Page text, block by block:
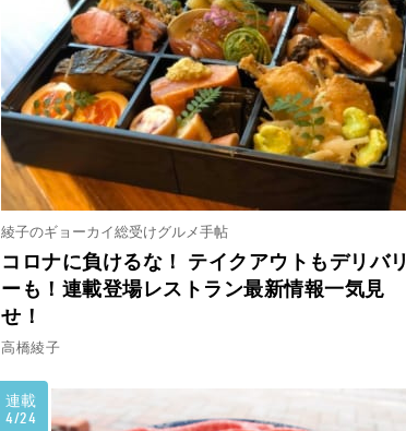
綾子のギョーカイ総受けグルメ手帖
コロナに負けるな！ テイクアウトもデリバリ
ーも！連載登場レストラン最新情報一気見
せ！
高橋綾子
連載
4/24